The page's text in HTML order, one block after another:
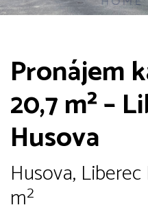
Pronájem
20,7 m² –
Husova
Husova,
m²